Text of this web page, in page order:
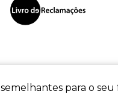
para o